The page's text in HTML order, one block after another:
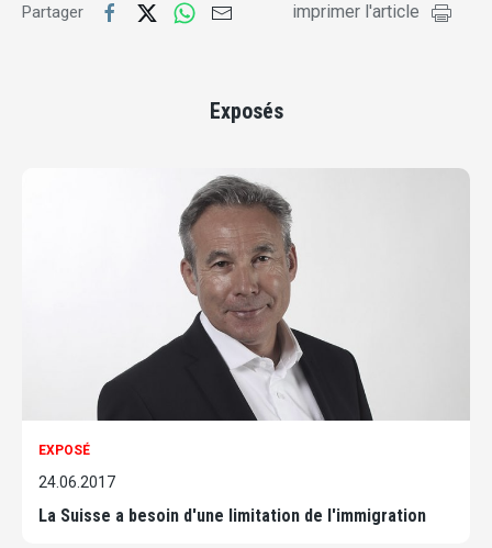
Partager imprimer l'article
Exposés
EXPOSÉ
24.06.2017
La Suisse a besoin d'une limitation de l'immigration